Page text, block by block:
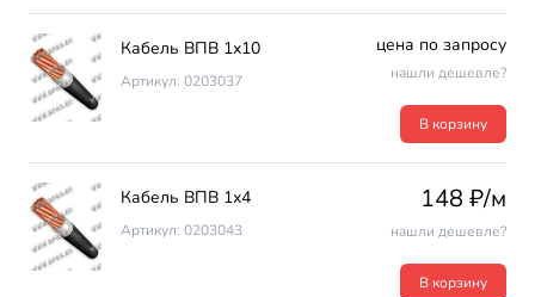
Кабель ВПВ 1х10
Артикул: 0203037
цена по запросу
нашли дешевле?
В корзину
Кабель ВПВ 1х4
Артикул: 0203043
148 ₽/м
нашли дешевле?
В корзину